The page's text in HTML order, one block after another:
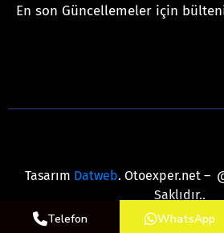
En son Güncellemeler için
Tasarım Datweb. Otoexper.net –
Saklıdır..
Telefon
WhatsApp